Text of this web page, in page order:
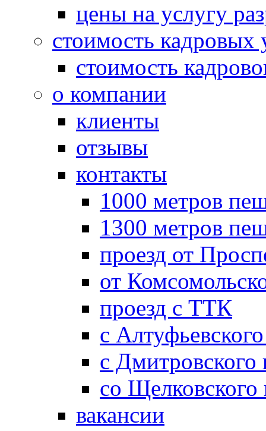
цены на услугу
стоимость кадровых
стоимость
о компании
клиенты
отзывы
контакты
1000 метров
1300 метров
проезд от
от
проезд с ТТК
с
с Дмитровского
со Щелковского
вакансии